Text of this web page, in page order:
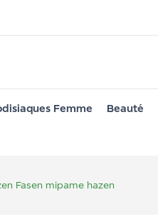
Femme Beauté
Fasen mipame hazen